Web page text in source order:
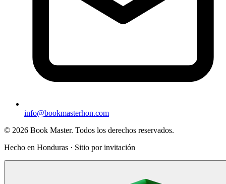
info@bookmasterhon.com
© 2026 Book Master. Todos los derechos reservados.
Hecho en Honduras · Sitio por invitación